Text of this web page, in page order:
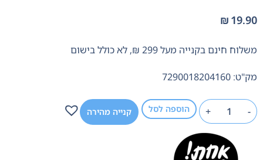
₪ 19.90
משלוח חינם בקנייה מעל 299 ₪, לא כולל בישום
מק"ט: 7290018204160
-
+ הוספה לסל קנייה מהירה